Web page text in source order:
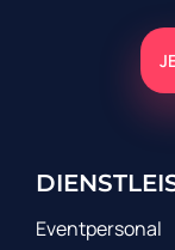
Eventpersonal